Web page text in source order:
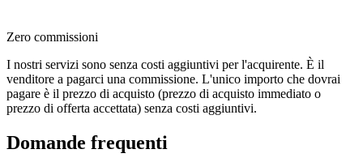
Zero commissioni
I nostri servizi sono senza costi aggiuntivi per l'acquirente. È il
venditore a pagarci una commissione. L'unico importo che dovrai
pagare è il prezzo di acquisto (prezzo di acquisto immediato o
prezzo di offerta accettata) senza costi aggiuntivi.
Domande frequenti